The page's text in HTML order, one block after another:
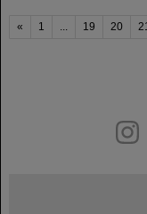
« 1 ... 19 20
youtube